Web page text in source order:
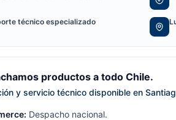
técnico especializado
productos a todo Chile.
y servicio técnico disponible en
Despacho nacional.